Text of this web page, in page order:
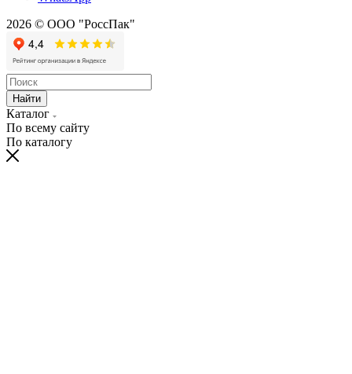
2026 © ООО "РоссПак"
Найти
Каталог
По всему сайту
По каталогу